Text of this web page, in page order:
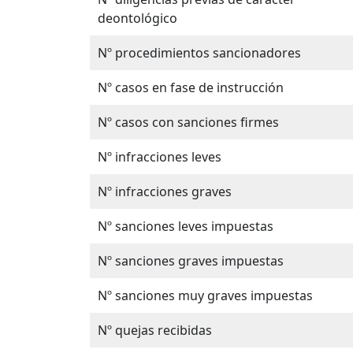
deontológico
Nº procedimientos sancionadores
Nº casos en fase de instrucción
Nº casos con sanciones firmes
Nº infracciones leves
Nº infracciones graves
Nº sanciones leves impuestas
Nº sanciones graves impuestas
Nº sanciones muy graves impuestas
Nº quejas recibidas